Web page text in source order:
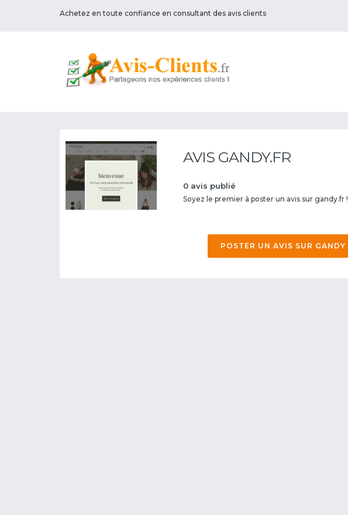
Achetez en toute confiance en consultant des avis clients
AVIS GANDY.FR
0 avis publié
Soyez le premier à poster un avis sur gandy.fr !
POSTER UN AVIS SUR GANDY